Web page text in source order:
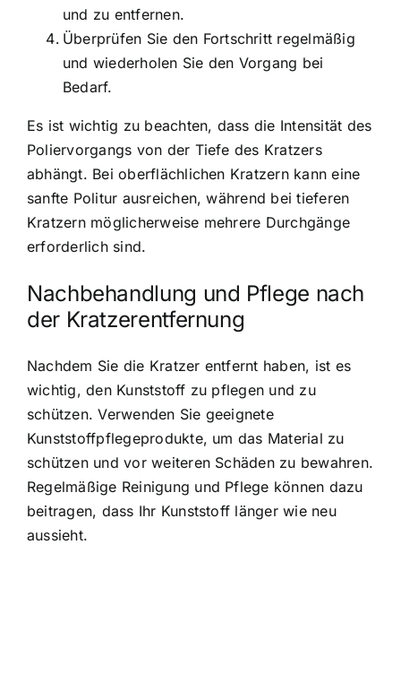
und zu entfernen.
Überprüfen Sie den Fortschritt regelmäßig
und wiederholen Sie den Vorgang bei
Bedarf.
Es ist wichtig zu beachten, dass die Intensität des
Poliervorgangs von der Tiefe des Kratzers
abhängt. Bei oberflächlichen Kratzern kann eine
sanfte Politur ausreichen, während bei tieferen
Kratzern möglicherweise mehrere Durchgänge
erforderlich sind.
Nachbehandlung und Pflege nach
der Kratzerentfernung
Nachdem Sie die Kratzer entfernt haben, ist es
wichtig, den Kunststoff zu pflegen und zu
schützen. Verwenden Sie geeignete
Kunststoffpflegeprodukte, um das Material zu
schützen und vor weiteren Schäden zu bewahren.
Regelmäßige Reinigung und Pflege können dazu
beitragen, dass Ihr Kunststoff länger wie neu
aussieht.